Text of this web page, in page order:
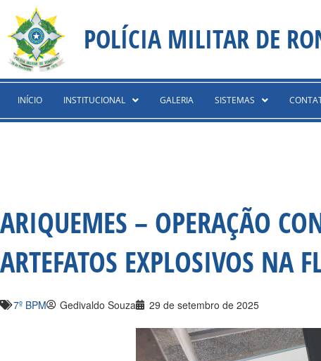
content
para
conteúdo
POLÍCIA MILITAR DE
INÍCIO INSTITUCIONAL GALERIA SISTEMAS
ARIQUEMES – OPERAÇÃO
ARTEFATOS EXPLOSIVOS NA
7º BPM Gedivaldo Souza 29 de setembro de 2025